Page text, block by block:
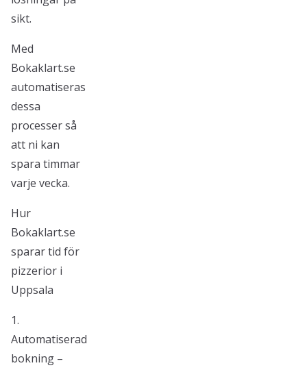
sikt.
Med
Bokaklart.se
automatiseras
dessa
processer så
att ni kan
spara timmar
varje vecka.
Hur
Bokaklart.se
sparar tid för
pizzerior i
Uppsala
1.
Automatiserad
bokning –